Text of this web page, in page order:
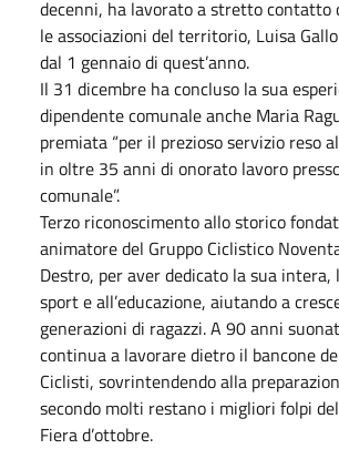
decenni, ha lavorato a stretto contatto
le associazioni del territorio, Luisa
dal 1 gennaio di quest’anno.
Il 31 dicembre ha concluso la sua
dipendente comunale anche Maria
premiata “per il prezioso servizio reso
in oltre 35 anni di onorato lavoro
comunale”.
Terzo riconoscimento allo storico
animatore del Gruppo Ciclistico
Destro, per aver dedicato la sua
sport e all’educazione, aiutando a
generazioni di ragazzi. A 90 anni
continua a lavorare dietro il bancone
Ciclisti, sovrintendendo alla
secondo molti restano i migliori folpi
Fiera d’ottobre.